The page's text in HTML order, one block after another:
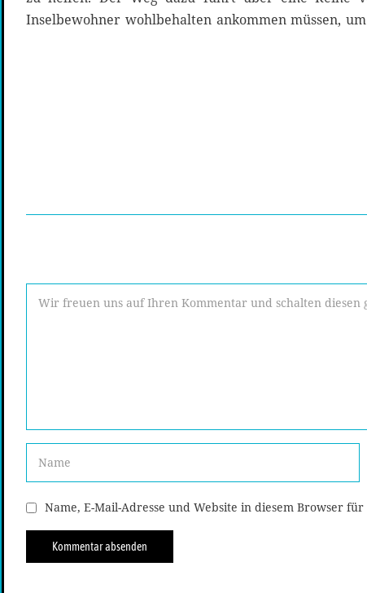
Inselbewohner wohlbehalten ankommen müssen,
Name, E-Mail-Adresse und Website in diesem Browser